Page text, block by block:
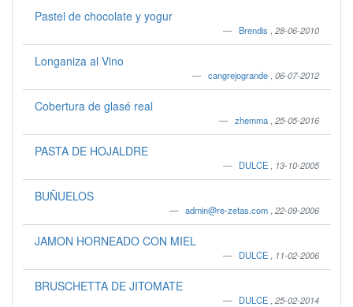
Pastel de chocolate y yogur
Brendis 28-06-2010
Longaniza al Vino
cangrejogrande 06-07-2012
Cobertura de glasé real
zhemma 25-05-2016
PASTA DE HOJALDRE
DULCE 13-10-2005
BUÑUELOS
admin@re-zetas.com 22-09-2006
JAMON HORNEADO CON MIEL
DULCE 11-02-2006
BRUSCHETTA DE JITOMATE
DULCE 25-02-2014